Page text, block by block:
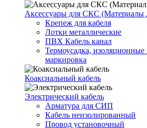
Аксессуары для СКС (Материалы
Крепеж для кабеля
Лотки металлические
ПВХ Кабель канал
Термоусадка, изоляционные
маркировка
Коаксиальный кабель
Электрический кабель
Арматура для СИП
Кабель неизолированный
Провод установочный